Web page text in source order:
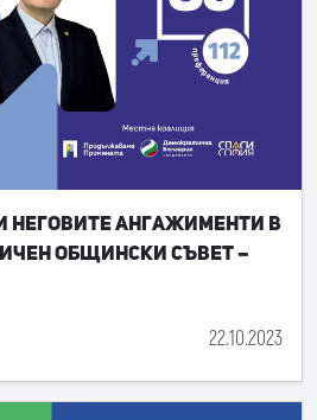
неговите ангажименти в
общински съвет –
22.10.2023